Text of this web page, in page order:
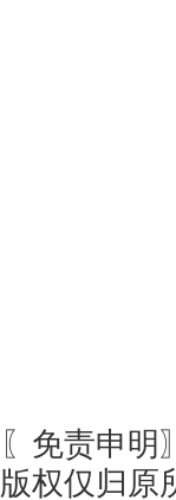
〖免责申明
版权仅归原